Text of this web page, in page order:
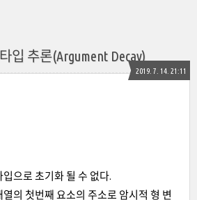
입 추론(Argument Decay)
2019. 7. 14. 21:11
으로 초기화 될 수 없다.
의 첫번째 요소의 주소로 암시적 형 변